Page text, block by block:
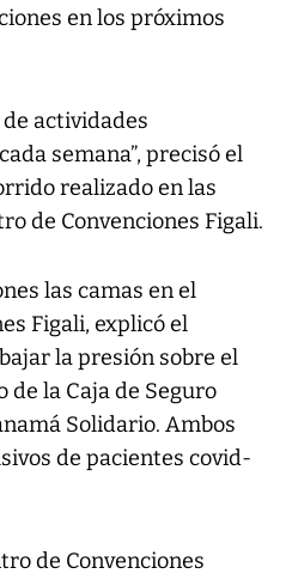
en los próximos
actividades
semana”, precisó el
realizado en las
de Convenciones Figali.
las camas en el
Figali, explicó el
la presión sobre el
la Caja de Seguro
Solidario. Ambos
de pacientes covid-
de Convenciones